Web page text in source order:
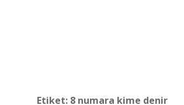
Etiket: 8 numara kime denir